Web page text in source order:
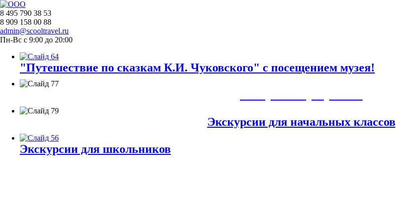
8 495 790 38 53
8 909 158 00 88
admin@scooltravel.ru
Пн-Вс с 9:00 до 20:00
"Путешествие по сказкам К.И. Чуковского" с посещением музея!
Экскурсии для начальных классов
Экскурсии для школьников